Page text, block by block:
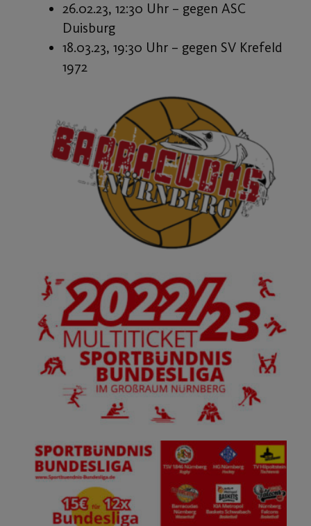
26.02.23, 12:30 Uhr – gegen ASC
Duisburg
18.03.23, 19:30 Uhr – gegen SV Krefeld
1972